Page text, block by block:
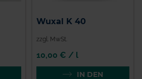
Wuxal K 40
zzgl. MwSt.
10,00 € / l
IN DEN